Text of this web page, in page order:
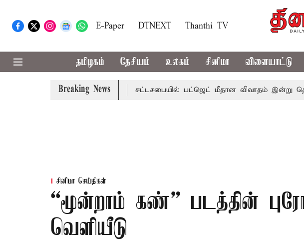
E-Paper DTNEXT Thanthi TV
தமிழகம் தேசியம் உலகம் சினிமா விளையாட்டு
Breaking News
தடுமாற்றமா? சட்டசபையில் பட்ஜெட் மீதான விவாதம் இன்று தொடக்கம்:
சினிமா செய்திகள்
“மூன்றாம் கண்” படத்தின்
வெளியீடு